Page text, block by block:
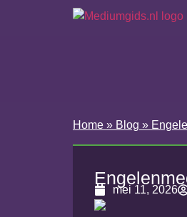
Home » Blog »
mei 11, 2026